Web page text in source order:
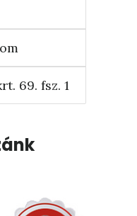
69. fsz. 1